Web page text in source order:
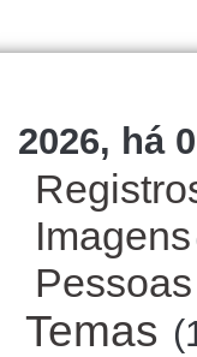
2026, há
Imagens
Pessoas
Temas